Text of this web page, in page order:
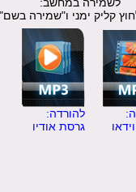
קליק ימני ו"שמירה בשם"
להורדה:
גרסת אודיו